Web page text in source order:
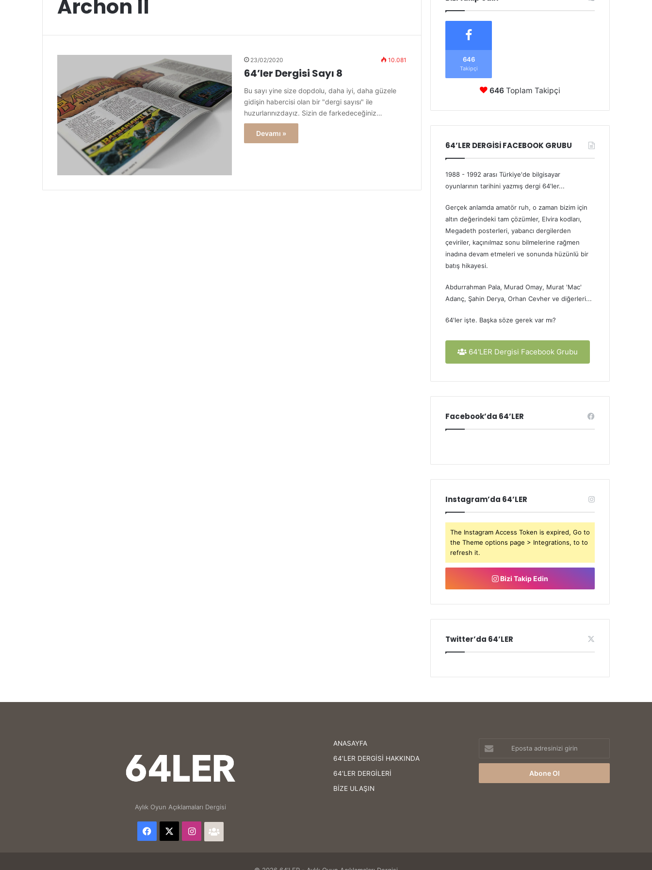
Archon II
23/02/2020 10.081
64’ler Dergisi Sayı 8
Bu sayı yine size dopdolu, daha iyi, daha güzele
gidişin habercisi olan bir "dergi sayısı" ile
huzurlarınızdayız. Sizin de farkedeceğiniz…
Devamı »
646
Takipçi
646 Toplam Takipçi
64’LER DERGİSİ FACEBOOK GRUBU
1988 - 1992 arası Türkiye'de bilgisayar
oyunlarının tarihini yazmış dergi 64'ler...
Gerçek anlamda amatör ruh, o zaman bizim için
altın değerindeki tam çözümler, Elvira kodları,
Megadeth posterleri, yabancı dergilerden
çeviriler, kaçınılmaz sonu bilmelerine rağmen
inadına devam etmeleri ve sonunda hüzünlü bir
batış hikayesi.
Abdurrahman Pala, Murad Omay, Murat 'Mac'
Adanç, Şahin Derya, Orhan Cevher ve diğerleri...
64'ler işte. Başka söze gerek var mı?
64'LER Dergisi Facebook Grubu
Facebook’da 64’LER
Instagram’da 64’LER
The Instagram Access Token is expired, Go to
the Theme options page > Integrations, to to
refresh it.
Bizi Takip Edin
Twitter’da 64’LER
Aylık Oyun Açıklamaları Dergisi
Facebook Instagram
ANASAYFA
64’LER DERGİSİ HAKKINDA
64’LER DERGİLERİ
BİZE ULAŞIN
adresinizi
girin